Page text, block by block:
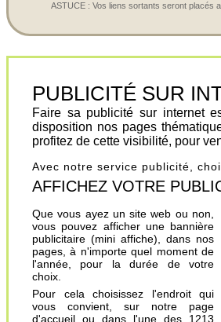
ASTUCE : Vos liens sortants seront placés
PUBLICITÉ SUR
Faire sa publicité sur internet
disposition nos pages
profitez de cette visibilité, pour
Avec notre service publicité,
AFFICHEZ VOTRE
Que vous ayez un site web ou non,
vous pouvez afficher une bannière
publicitaire (mini affiche), dans nos
pages, à n'importe quel moment de
l'année, pour la durée de votre
choix.
Pour cela choisissez l'endroit qui
vous convient, sur notre page
d'accueil ou dans l'une des 1213